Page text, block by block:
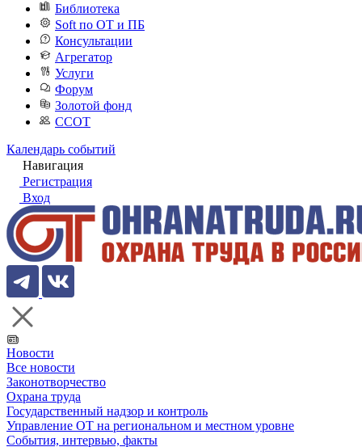
Библиотека
Soft по ОТ и ПБ
Консультации
Агрегатор
Услуги
Форум
Золотой фонд
ССОТ
Календарь событий
Навигация
Регистрация
Вход
Новости
Все новости
Законотворчество
Охрана труда
Государственный надзор и контроль
Управление ОТ на региональном и местном уровне
События, интервью, факты